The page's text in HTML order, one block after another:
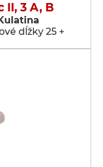
II, 3 A, B
dĺžky 25 +